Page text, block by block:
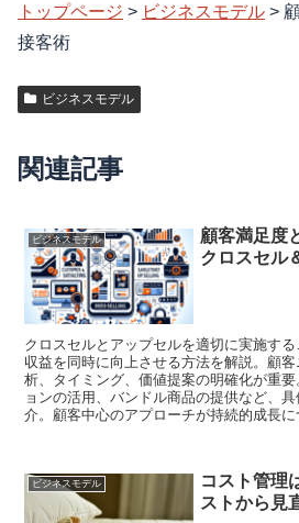
トップページ > ビジネスモデル >
接客術
ビジネスモデル
関連記事
ビジネスモデル
顧客満足度
クロスセル
クロスセルとアップセルを適切に実施す
収益を同時に向上させる方法を解説。顧
析、タイミング、価値提案の明確化が重
ョンの活用、バンドル商品の提供など、
介。顧客中心のアプローチが持続的成長に
ビジネスモデル
コスト管理
ストから見